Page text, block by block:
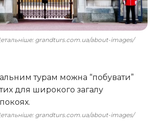
grandturs.com.ua/about-images/
турам можна “побувати”
для широкого загалу
grandturs.com.ua/about-images/